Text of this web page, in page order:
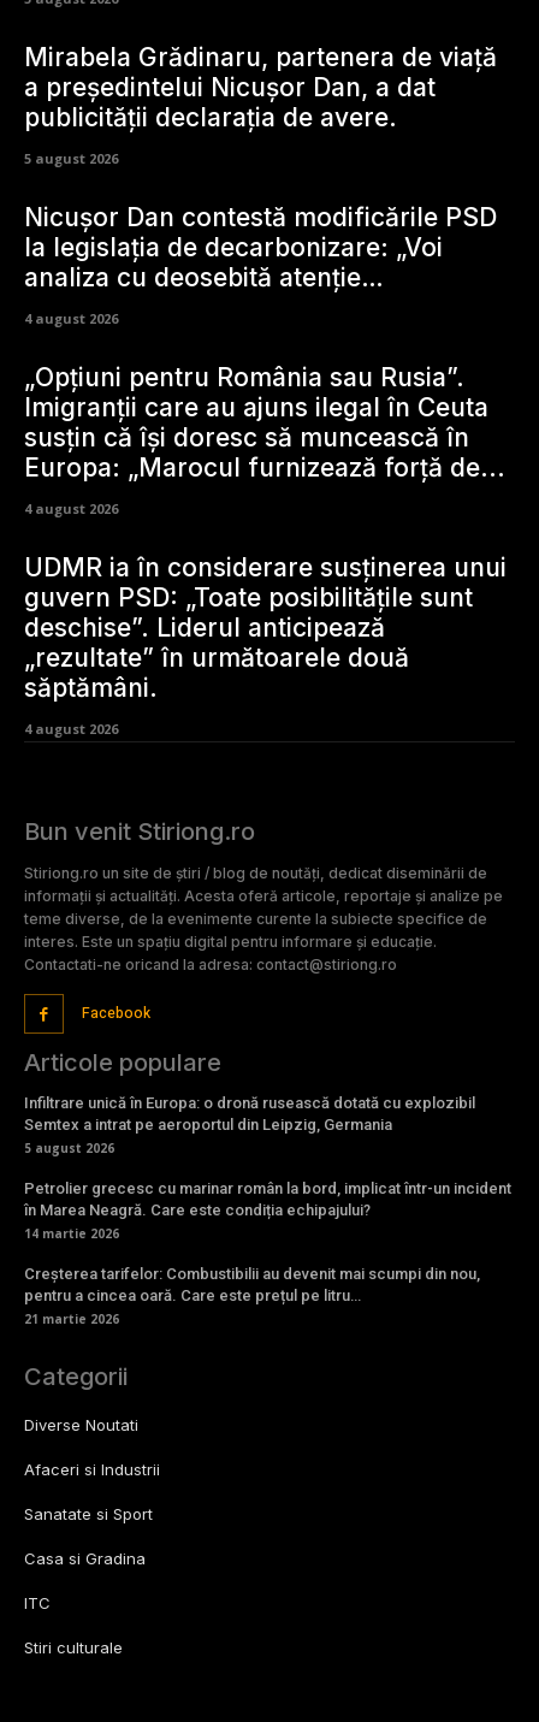
Mirabela Grădinaru, partenera de viață
a președintelui Nicușor Dan, a dat
publicității declarația de avere.
5 august 2026
Nicușor Dan contestă modificările PSD
la legislația de decarbonizare: „Voi
analiza cu deosebită atenție…
4 august 2026
„Opțiuni pentru România sau Rusia”.
Imigranții care au ajuns ilegal în Ceuta
susțin că își doresc să muncească în
Europa: „Marocul furnizează forță de...
4 august 2026
UDMR ia în considerare susținerea unui
guvern PSD: „Toate posibilitățile sunt
deschise”. Liderul anticipează
„rezultate” în următoarele două
săptămâni.
4 august 2026
Bun venit Stiriong.ro
Stiriong.ro un site de știri / blog de noutăți, dedicat diseminării de
informații și actualități. Acesta oferă articole, reportaje și analize pe
teme diverse, de la evenimente curente la subiecte specifice de
interes. Este un spațiu digital pentru informare și educație.
Contactati-ne oricand la adresa: contact@stiriong.ro
Facebook
Articole populare
Infiltrare unică în Europa: o dronă rusească dotată cu explozibil
Semtex a intrat pe aeroportul din Leipzig, Germania
5 august 2026
Petrolier grecesc cu marinar român la bord, implicat într-un incident
în Marea Neagră. Care este condiția echipajului?
14 martie 2026
Creșterea tarifelor: Combustibilii au devenit mai scumpi din nou,
pentru a cincea oară. Care este prețul pe litru…
21 martie 2026
Categorii
Diverse Noutati
Afaceri si Industrii
Sanatate si Sport
Casa si Gradina
ITC
Stiri culturale